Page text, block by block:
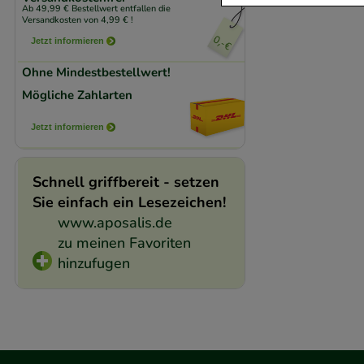
Ab 49,99 € Bestellwert entfallen die
Versandkosten von 4,99 € !
Jetzt informieren
Ohne Mindestbestellwert!
Mögliche Zahlarten
Jetzt informieren
Schnell griffbereit - setzen
Sie einfach ein Lesezeichen!
www.aposalis.de
zu meinen Favoriten
hinzufugen